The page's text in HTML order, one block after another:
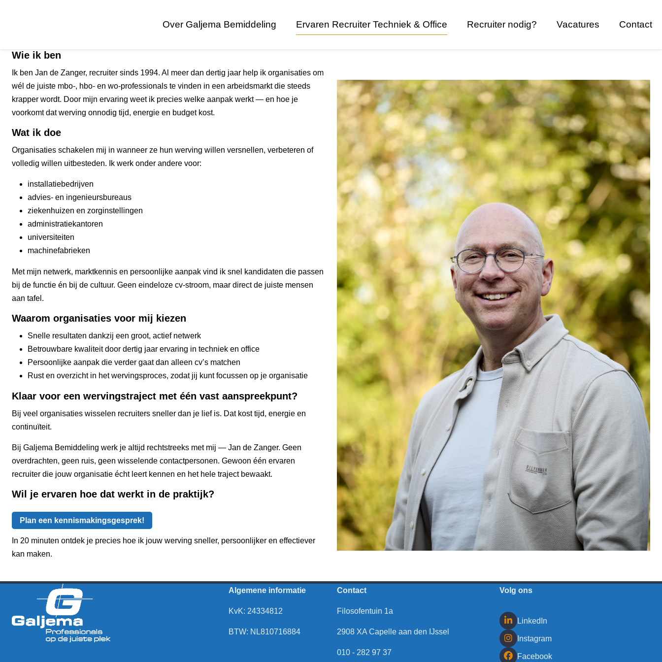
Over Galjema Bemiddeling Ervaren Recruiter Techniek & Office Recruiter nodig? Vacatures Contact
Wie ik ben
Ik ben Jan de Zanger, recruiter sinds 1994. Al meer dan dertig jaar help ik organisaties om
wél de juiste mbo-, hbo- en wo‑professionals te vinden in een arbeidsmarkt die steeds
krapper wordt. Door mijn ervaring weet ik precies welke aanpak werkt — en hoe je
voorkomt dat werving onnodig tijd, energie en budget kost.
Wat ik doe
Organisaties schakelen mij in wanneer ze hun werving willen versnellen, verbeteren of
volledig willen uitbesteden. Ik werk onder andere voor:
installatiebedrijven
advies- en ingenieursbureaus
ziekenhuizen en zorginstellingen
administratiekantoren
universiteiten
machinefabrieken
Met mijn netwerk, marktkennis en persoonlijke aanpak vind ik snel kandidaten die passen
bij de functie én bij de cultuur. Geen eindeloze cv‑stroom, maar direct de juiste mensen
aan tafel.
Waarom organisaties voor mij kiezen
Snelle resultaten dankzij een groot, actief netwerk
Betrouwbare kwaliteit door dertig jaar ervaring in techniek en office
Persoonlijke aanpak die verder gaat dan alleen cv’s matchen
Rust en overzicht in het wervingsproces, zodat jij kunt focussen op je organisatie
Klaar voor een wervingstraject met één vast aanspreekpunt?
Bij veel organisaties wisselen recruiters sneller dan je lief is. Dat kost tijd, energie en
continuïteit.
Bij Galjema Bemiddeling werk je altijd rechtstreeks met mij — Jan de Zanger. Geen
overdrachten, geen ruis, geen wisselende contactpersonen. Gewoon één ervaren
recruiter die jouw organisatie écht leert kennen en het hele traject bewaakt.
Wil je ervaren hoe dat werkt in de praktijk?
Plan een kennismakingsgesprek!
In 20 minuten ontdek je precies hoe ik jouw werving sneller, persoonlijker en effectiever
kan maken.
Algemene informatie
KvK: 24334812
BTW: NL810716884
Contact
Filosofentuin 1a
2908 XA Capelle aan den IJssel
010 - 282 97 37
Volg ons
LinkedIn
Instagram
Facebook